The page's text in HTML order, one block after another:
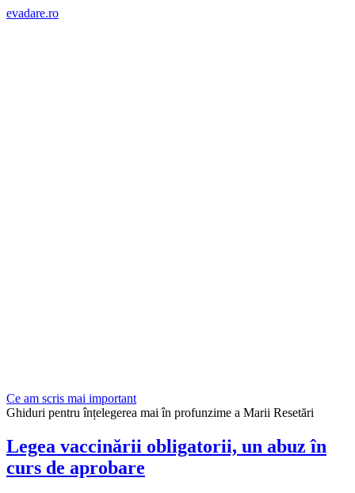
evadare.ro
Ce am scris mai important
Ghiduri pentru înțelegerea mai în profunzime a Marii Resetări
Legea vaccinării obligatorii, un abuz în
curs de aprobare